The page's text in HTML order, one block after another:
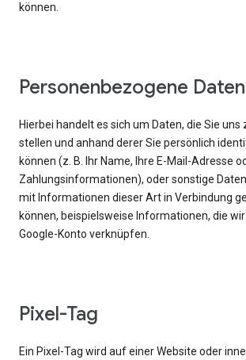
können.
Personenbezogene Daten
Hierbei handelt es sich um Daten, die Sie
stellen und anhand derer Sie persönlich
können (z. B. Ihr Name, Ihre E-Mail-Adresse
Zahlungsinformationen), oder sonstige
mit Informationen dieser Art in Verbindung
können, beispielsweise Informationen, die
Google-Konto verknüpfen.
Pixel-Tag
Ein Pixel-Tag wird auf einer Website oder